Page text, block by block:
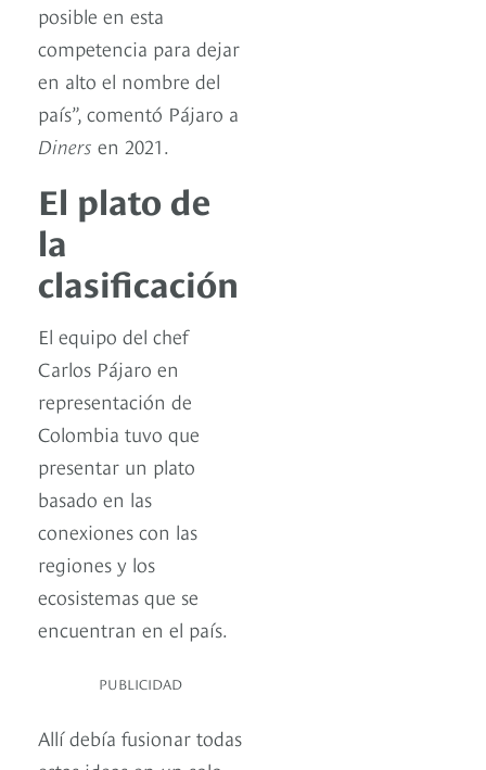
posible en esta
competencia para dejar
en alto el nombre del
país”, comentó Pájaro a
Diners en 2021.
El plato de
la
clasificación
El equipo del chef
Carlos Pájaro en
representación de
Colombia tuvo que
presentar un plato
basado en las
conexiones con las
regiones y los
ecosistemas que se
encuentran en el país.
PUBLICIDAD
Allí debía fusionar todas